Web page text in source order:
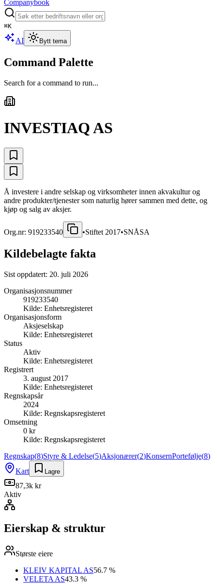
Companybook
⌘K
AI Bytt tema
Command Palette
Search for a command to run...
INVESTIAQ AS
Å investere i andre selskap og virksomheter innen akvakultur og
andre produkter/tjenester som naturlig hører sammen med dette, og
kjøp og salg av aksjer.
Org.nr: 919233540 •Stiftet 2017•SNÅSA
Kildebelagte fakta
Sist oppdatert: 20. juli 2026
Organisasjonsnummer
919233540
Kilde: Enhetsregisteret
Organisasjonsform
Aksjeselskap
Kilde: Enhetsregisteret
Status
Aktiv
Kilde: Enhetsregisteret
Registrert
3. august 2017
Kilde: Enhetsregisteret
Regnskapsår
2024
Kilde: Regnskapsregisteret
Omsetning
0 kr
Kilde: Regnskapsregisteret
Regnskap(8)Styre & Ledelse(5)Aksjonærer(2)KonsernPortefølje(8)
Kart
Lagre
87,3k kr
Aktiv
Eierskap & struktur
Største eiere
KLEIV KAPITAL AS56.7 %
VELETA AS43.3 %